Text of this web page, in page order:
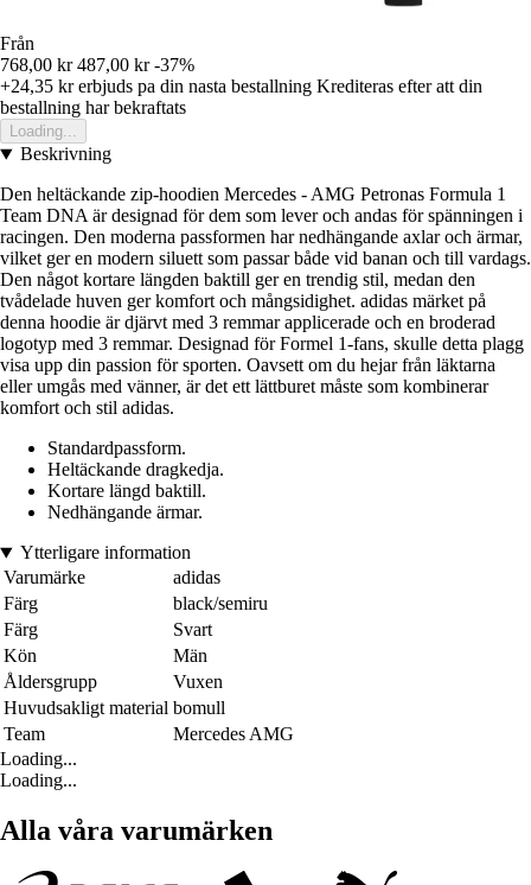
Från
768,00 kr 487,00 kr -37%
+24,35 krerbjuds pa din nasta bestallning Krediteras efter att din
bestallning har bekraftats
Loading...
Beskrivning
Den heltäckande zip-hoodien Mercedes - AMG Petronas Formula 1
Team DNA är designad för dem som lever och andas för spänningen i
racingen. Den moderna passformen har nedhängande axlar och ärmar,
vilket ger en modern siluett som passar både vid banan och till vardags.
Den något kortare längden baktill ger en trendig stil, medan den
tvådelade huven ger komfort och mångsidighet. adidas märket på
denna hoodie är djärvt med 3 remmar applicerade och en broderad
logotyp med 3 remmar. Designad för Formel 1-fans, skulle detta plagg
visa upp din passion för sporten. Oavsett om du hejar från läktarna
eller umgås med vänner, är det ett lättburet måste som kombinerar
komfort och stil adidas.
Standardpassform.
Heltäckande dragkedja.
Kortare längd baktill.
Nedhängande ärmar.
Ytterligare information
Varumärke
adidas
Färg
black/semiru
Färg
Svart
Kön
Män
Åldersgrupp
Vuxen
Huvudsakligt material bomull
Team
Mercedes AMG
Loading...
Loading...
Alla våra varumärken